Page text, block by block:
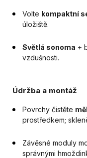
Volte kompaktní
úložiště.
Světlá sonoma +
vzdušnosti.
Údržba a montáž
Povrchy čistěte
prostředkem;
Závěsné moduly
správnými